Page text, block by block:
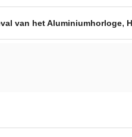
van het Aluminiumhorloge,